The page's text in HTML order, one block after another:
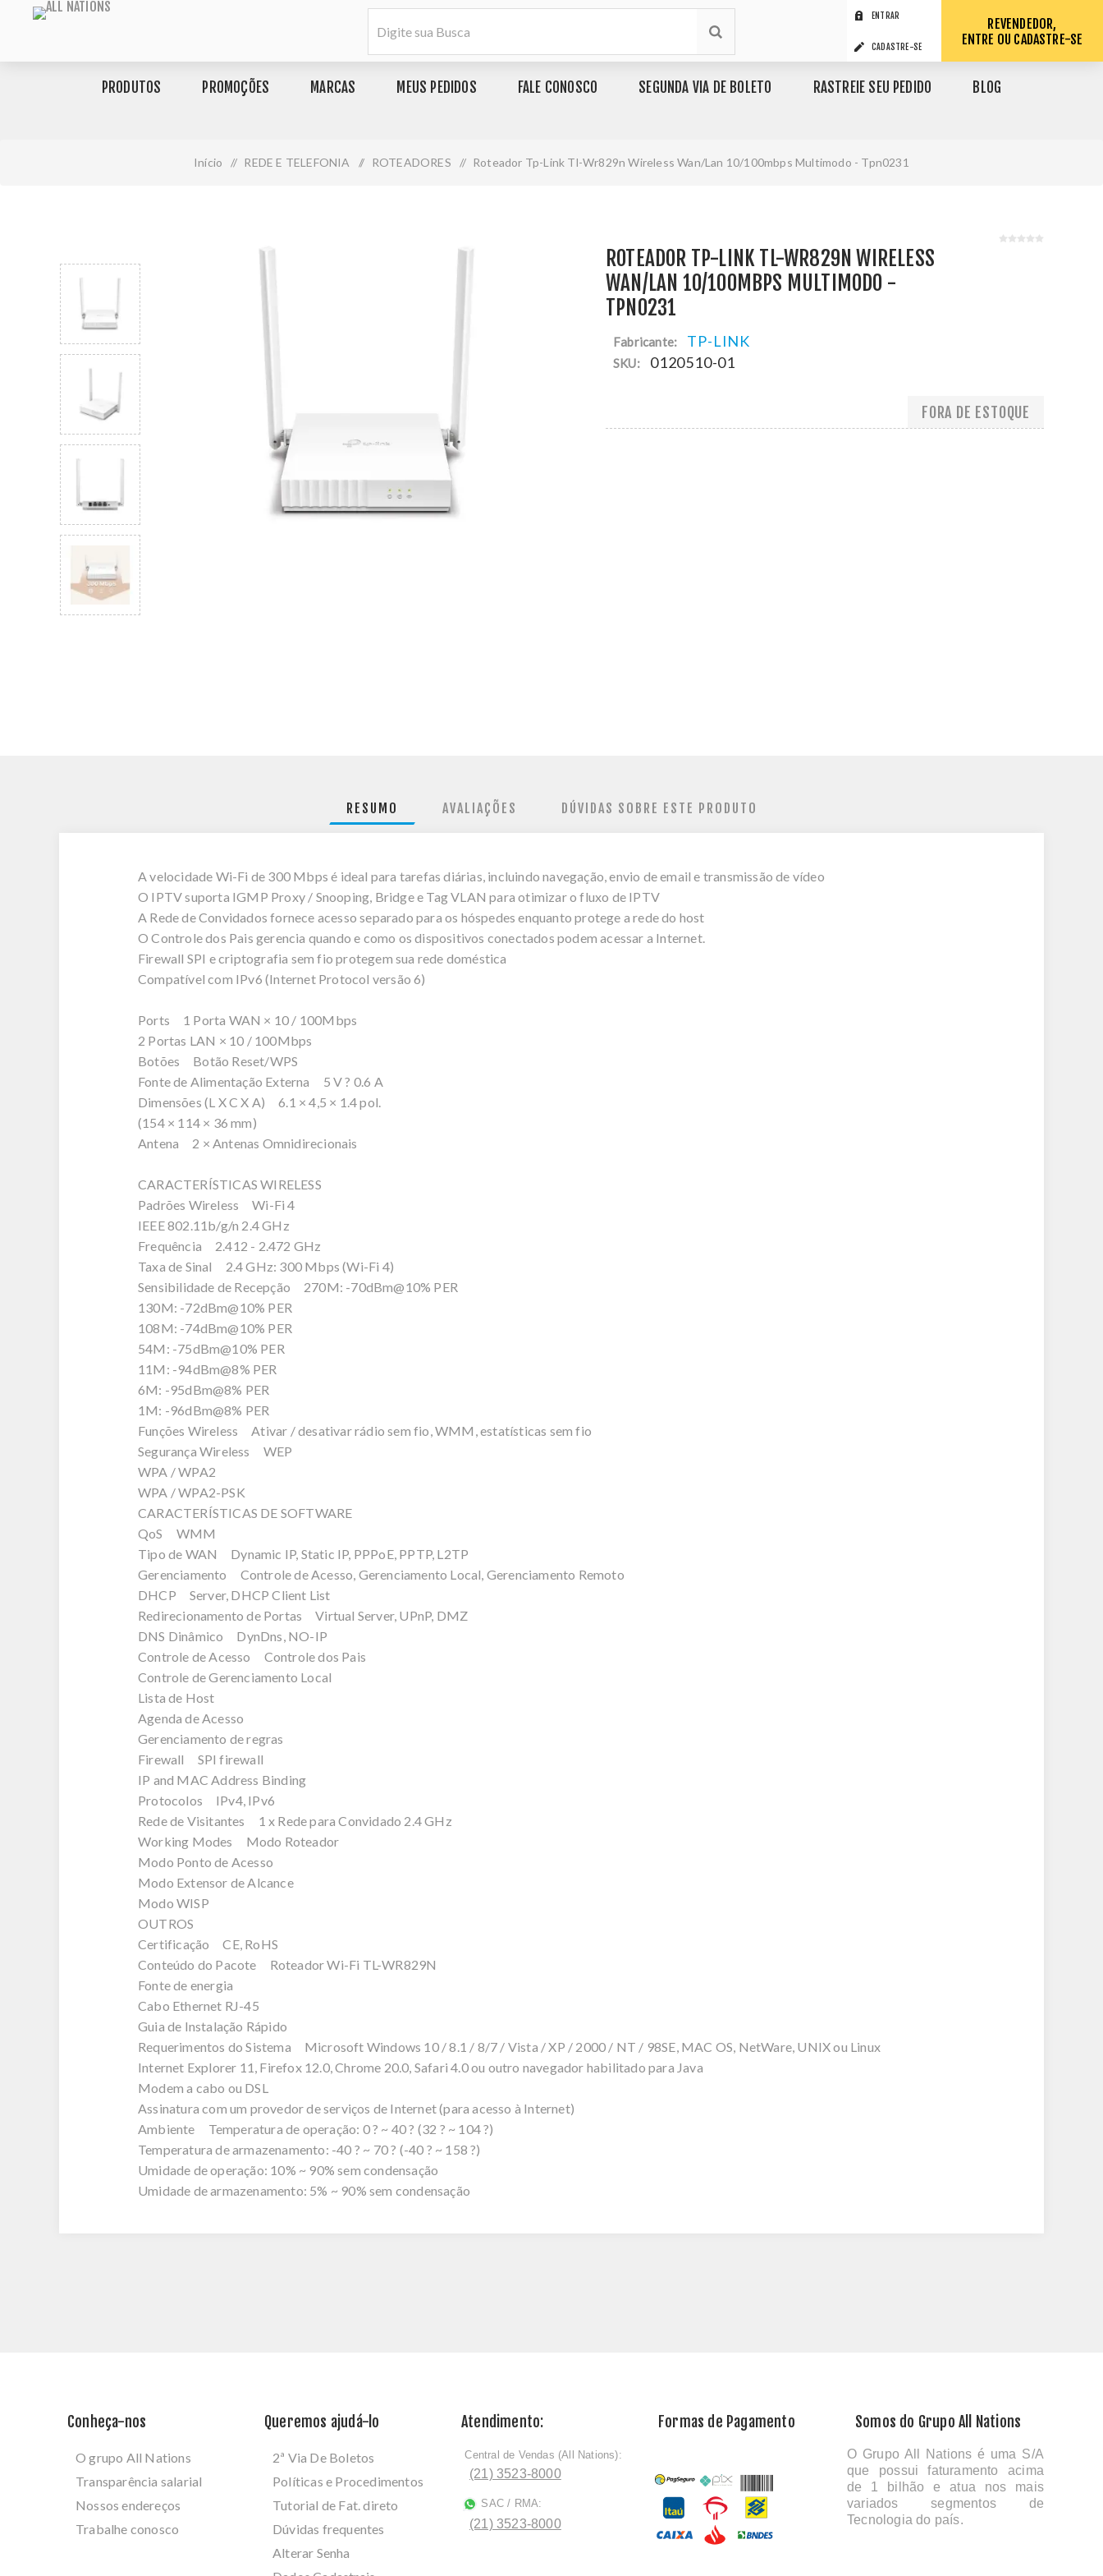
ENTRAR
CADASTRE-SE
REVENDEDOR,
ENTRE OU CADASTRE-SE
PRODUTOS PROMOÇÕES MARCAS MEUS PEDIDOS FALE CONOSCO SEGUNDA VIA DE BOLETO RASTREIE SEU PEDIDO BLOG
Início / REDE E TELEFONIA / ROTEADORES / Roteador Tp-Link Tl-Wr829n Wireless Wan/Lan 10/100mbps Multimodo - Tpn0231
ROTEADOR TP-LINK TL-WR829N WIRELESS
WAN/LAN 10/100MBPS MULTIMODO -
TPN0231
Fabricante: TP-LINK
SKU: 0120510-01
FORA DE ESTOQUE
RESUMO AVALIAÇÕES DÚVIDAS SOBRE ESTE PRODUTO
A velocidade Wi-Fi de 300 Mbps é ideal para tarefas diárias, incluindo navegação, envio de email e transmissão de vídeo
O IPTV suporta IGMP Proxy / Snooping, Bridge e Tag VLAN para otimizar o fluxo de IPTV
A Rede de Convidados fornece acesso separado para os hóspedes enquanto protege a rede do host
O Controle dos Pais gerencia quando e como os dispositivos conectados podem acessar a Internet.
Firewall SPI e criptografia sem fio protegem sua rede doméstica
Compatível com IPv6 (Internet Protocol versão 6)
Ports 1 Porta WAN × 10 / 100Mbps
2 Portas LAN × 10 / 100Mbps
Botões Botão Reset/WPS
Fonte de Alimentação Externa 5 V ? 0.6 A
Dimensões (L X C X A) 6.1 × 4,5 × 1.4 pol.
(154 × 114 × 36 mm)
Antena 2 × Antenas Omnidirecionais
CARACTERÍSTICAS WIRELESS
Padrões Wireless Wi-Fi 4
IEEE 802.11b/g/n 2.4 GHz
Frequência 2.412 - 2.472 GHz
Taxa de Sinal 2.4 GHz: 300 Mbps (Wi-Fi 4)
Sensibilidade de Recepção 270M: -70dBm@10% PER
130M: -72dBm@10% PER
108M: -74dBm@10% PER
54M: -75dBm@10% PER
11M: -94dBm@8% PER
6M: -95dBm@8% PER
1M: -96dBm@8% PER
Funções Wireless Ativar / desativar rádio sem fio, WMM, estatísticas sem fio
Segurança Wireless WEP
WPA / WPA2
WPA / WPA2-PSK
CARACTERÍSTICAS DE SOFTWARE
QoS WMM
Tipo de WAN Dynamic IP, Static IP, PPPoE, PPTP, L2TP
Gerenciamento Controle de Acesso, Gerenciamento Local, Gerenciamento Remoto
DHCP Server, DHCP Client List
Redirecionamento de Portas Virtual Server, UPnP, DMZ
DNS Dinâmico DynDns, NO-IP
Controle de Acesso Controle dos Pais
Controle de Gerenciamento Local
Lista de Host
Agenda de Acesso
Gerenciamento de regras
Firewall SPI firewall
IP and MAC Address Binding
Protocolos IPv4, IPv6
Rede de Visitantes 1 x Rede para Convidado 2.4 GHz
Working Modes Modo Roteador
Modo Ponto de Acesso
Modo Extensor de Alcance
Modo WISP
OUTROS
Certificação CE, RoHS
Conteúdo do Pacote Roteador Wi-Fi TL-WR829N
Fonte de energia
Cabo Ethernet RJ-45
Guia de Instalação Rápido
Requerimentos do Sistema Microsoft Windows 10 / 8.1 / 8/7 / Vista / XP / 2000 / NT / 98SE, MAC OS, NetWare, UNIX ou Linux
Internet Explorer 11, Firefox 12.0, Chrome 20.0, Safari 4.0 ou outro navegador habilitado para Java
Modem a cabo ou DSL
Assinatura com um provedor de serviços de Internet (para acesso à Internet)
Ambiente Temperatura de operação: 0 ? ~ 40 ? (32 ? ~ 104 ?)
Temperatura de armazenamento: -40 ? ~ 70 ? (-40 ? ~ 158 ?)
Umidade de operação: 10% ~ 90% sem condensação
Umidade de armazenamento: 5% ~ 90% sem condensação
Conheça-nos
O grupo All Nations
Transparência salarial
Nossos endereços
Trabalhe conosco
Queremos ajudá-lo
2ª Via De Boletos
Políticas e Procedimentos
Tutorial de Fat. direto
Dúvidas frequentes
Alterar Senha
Atendimento:
ﾠCentral de Vendas (All Nations):
(21) 3523-8000
SAC / RMA:
(21) 3523-8000
Formas de Pagamento Somos do Grupo All Nations
O Grupo All Nations é uma S/A
que possui faturamento acima
de 1 bilhão e atua nos mais
variados segmentos de
Tecnologia do país.